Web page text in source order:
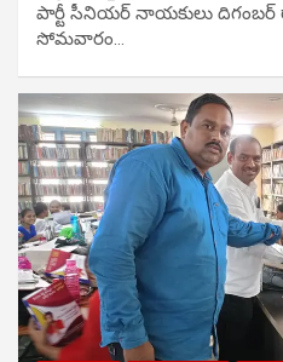
పార్టీ సీనియ‌ర్ నాయ‌కులు దిగంబ‌ర్
సోమవారం…